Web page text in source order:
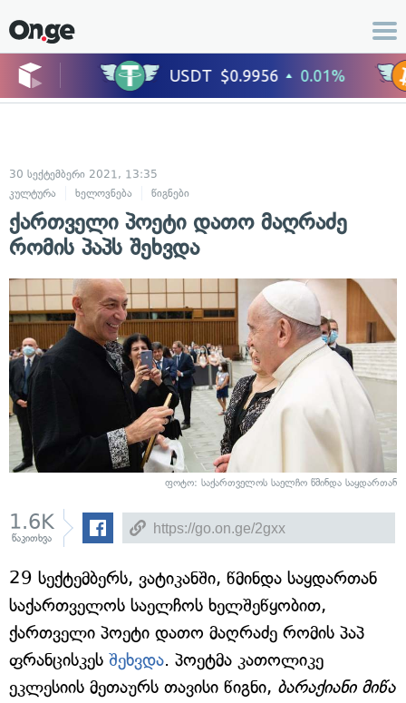
30 სექტემბერი 2021, 13:35
კულტურა
ხელოვნება წიგნები
ქართველი პოეტი დათო მაღრაძე
რომის პაპს შეხვდა
ფოტო: საქართველოს საელჩო წმინდა საყდართან
1.6K
წაკითხვა
29 სექტემბერს, ვატიკანში, წმინდა საყდართან
საქართველოს საელჩოს ხელშეწყობით,
ქართველი პოეტი დათო მაღრაძე რომის პაპ
ფრანცისკეს შეხვდა. პოეტმა კათოლიკე
ეკლესიის მეთაურს თავისი წიგნი, ბარაქიანი მიწა